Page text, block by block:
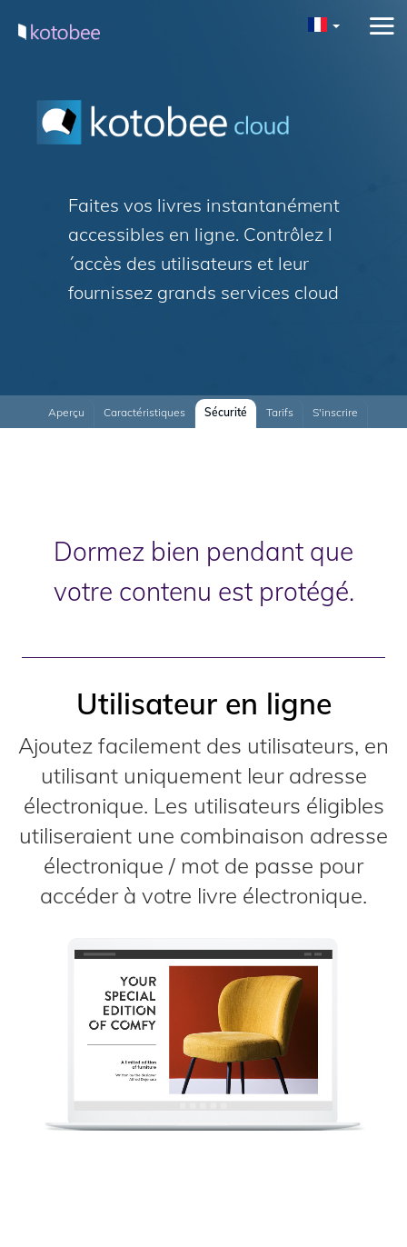
Faites vos livres instantanément
accessibles en ligne. Contrôlez l
´accès des utilisateurs et leur
fournissez grands services cloud
Aperçu Caractéristiques Sécurité Tarifs S'inscrire
Dormez bien pendant que
votre contenu est protégé.
Utilisateur en ligne
Ajoutez facilement des utilisateurs, en
utilisant uniquement leur adresse
électronique. Les utilisateurs éligibles
utiliseraient une combinaison adresse
électronique / mot de passe pour
accéder à votre livre électronique.